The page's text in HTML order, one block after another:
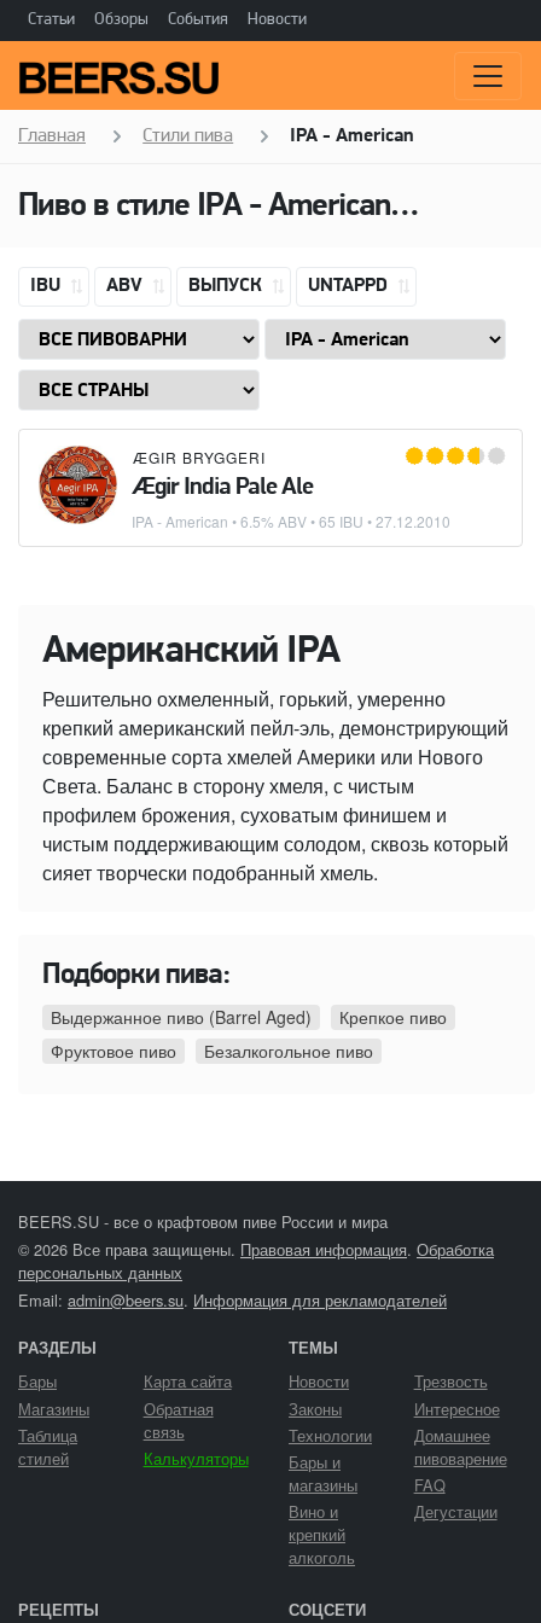
Статьи Обзоры События Новости
Главная Стили пива IPA - American
Пиво в стиле IPA - American
IBU ABV ВЫПУСК UNTAPPD
ÆGIR BRYGGERI
Ægir India Pale Ale
IPA - American • 6.5% ABV • 65 IBU •27.12.2010
Американский IPA
Решительно охмеленный, горький, умеренно
крепкий американский пейл-эль, демонстрирующий
современные сорта хмелей Америки или Нового
Света. Баланс в сторону хмеля, с чистым
профилем брожения, суховатым финишем и
чистым поддерживающим солодом, сквозь который
сияет творчески подобранный хмель.
Подборки пива:
Выдержанное пиво (Barrel Aged)
Крепкое пиво
Фруктовое пиво
Безалкогольное пиво
BEERS.SU - все о крафтовом пиве России и мира
© 2026 Все права защищены. Правовая информация. Обработка
персональных данных
Email: admin@beers.su. Информация для рекламодателей
РАЗДЕЛЫ
Бары
Магазины
Таблица
стилей
Карта сайта
Обратная
связь
Калькуляторы
ТЕМЫ
Новости
Законы
Технологии
Бары и
магазины
Вино и
крепкий
алкоголь
Трезвость
Интересное
Домашнее
пивоварение
FAQ
Дегустации
РЕЦЕПТЫ СОЦСЕТИ